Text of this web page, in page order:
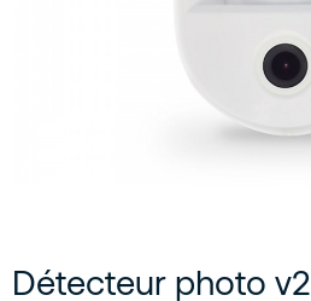
Détecteur photo v2